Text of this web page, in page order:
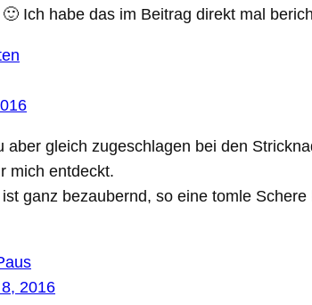
🙂 Ich habe das im Beitrag direkt mal
aber gleich zugeschlagen bei den
mich entdeckt.
ganz bezaubernd, so eine tomle
2016